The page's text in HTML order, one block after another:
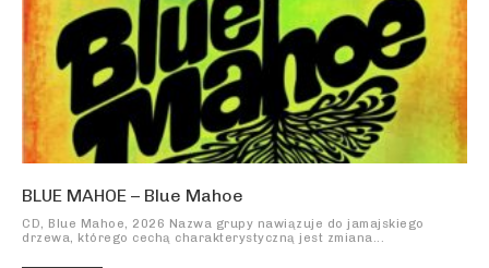
BLUE MAHOE – Blue Mahoe
CD, Blue Mahoe, 2026 Nazwa grupy nawiązuje do jamajskiego
drzewa, którego cechą charakterystyczną jest zmiana...